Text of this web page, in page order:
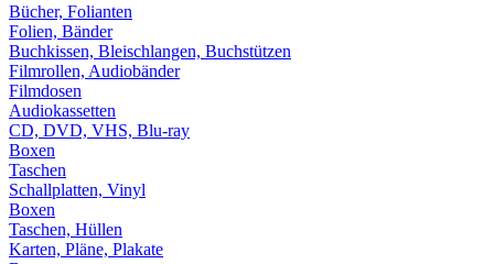
Bücher, Folianten
Folien, Bänder
Buchkissen, Bleischlangen, Buchstützen
Filmrollen, Audiobänder
Filmdosen
Audiokassetten
CD, DVD, VHS, Blu-ray
Boxen
Taschen
Schallplatten, Vinyl
Boxen
Taschen, Hüllen
Karten, Pläne, Plakate